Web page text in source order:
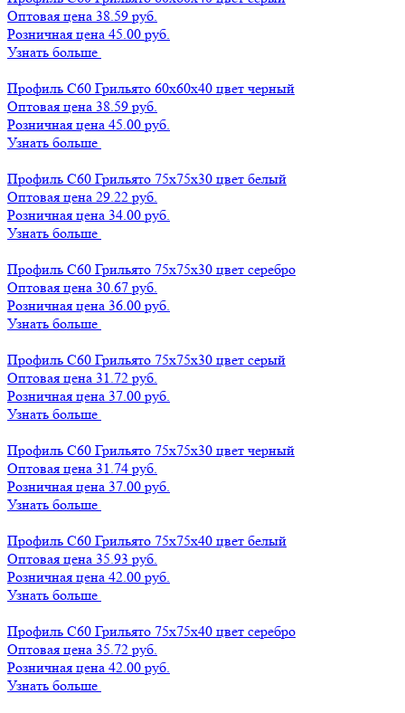
Оптовая цена 38.59 руб.
Розничная цена 45.00 руб.
Узнать больше
Профиль С60 Грильято 60х60х40 цвет черный
Оптовая цена 38.59 руб.
Розничная цена 45.00 руб.
Узнать больше
Профиль С60 Грильято 75х75х30 цвет белый
Оптовая цена 29.22 руб.
Розничная цена 34.00 руб.
Узнать больше
Профиль С60 Грильято 75х75х30 цвет серебро
Оптовая цена 30.67 руб.
Розничная цена 36.00 руб.
Узнать больше
Профиль С60 Грильято 75х75х30 цвет серый
Оптовая цена 31.72 руб.
Розничная цена 37.00 руб.
Узнать больше
Профиль С60 Грильято 75х75х30 цвет черный
Оптовая цена 31.74 руб.
Розничная цена 37.00 руб.
Узнать больше
Профиль С60 Грильято 75х75х40 цвет белый
Оптовая цена 35.93 руб.
Розничная цена 42.00 руб.
Узнать больше
Профиль С60 Грильято 75х75х40 цвет серебро
Оптовая цена 35.72 руб.
Розничная цена 42.00 руб.
Узнать больше